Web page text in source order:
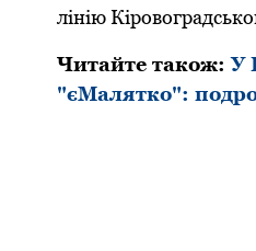
лінію
Читайте також:У
"єМалятко":